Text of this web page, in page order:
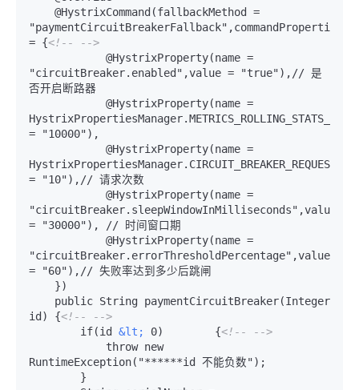
"paymentCircuitBreakerFallback",commandProperties
= {<!-- -->
"circuitBreaker.enabled",value = "true"),// 是
否开启断路器
= "10000"),
= "10"),// 请求次数
"circuitBreaker.sleepWindowInMilliseconds",value
= "30000"), // 时间窗口期
"circuitBreaker.errorThresholdPercentage",value
= "60"),// 失败率达到多少后跳闸
id) {<!-- -->
        if(id
&lt; 0)        {<!-- -->
RuntimeException("******id 不能负数");